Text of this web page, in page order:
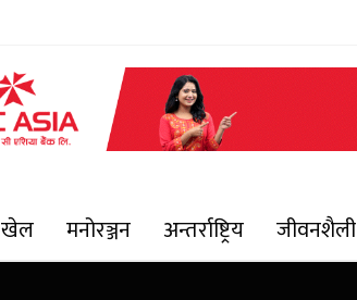
खेल मनोरञ्जन अन्तर्राष्ट्रिय जीवनशैली